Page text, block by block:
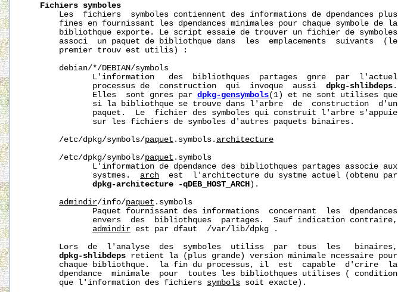
Fichiers symboles
       Les  fichiers  symboles contiennent des informations de dpendances plus
       fines en fournissant les dpendances minimales pour chaque symbole de la
       bibliothque exporte. Le script essaie de trouver un fichier de symboles
       associ  un paquet de bibliothque dans  les  emplacements  suivants  (le
       premier trouv est utilis) :
       debian/*/DEBIAN/symbols
              L'information   des  bibliothques  partages  gnre  par  l'actuel
              processus de  construction  qui  invoque  aussi
dpkg-shlibdeps .
              Elles  sont gnres par
dpkg-gensymbols(1) et ne sont utilises que
              si la bibliothque se trouve dans l'arbre  de  construction  d'un
              paquet.  Le  fichier des symboles qui construit l'arbre s'appuie
              sur les fichiers de symboles d'autres paquets binaires.
       /etc/dpkg/symbols/
paquet .symbols. architecture
       /etc/dpkg/symbols/
paquet .symbols
              L'information de dpendance des bibliothques partages associe aux
              systmes.
arch
  est  l'architecture du systme actuel (obtenu par
dpkg-architecture
-qDEB_HOST_ARCH).
admindir/info/paquet .symbols
              Paquet fournissant des informations  concernant  les  dpendances
              envers  des  bibliothques  partages.  Sauf indication contraire,
admindir est par dfaut /var/lib/dpkg .
       Lors  de  l'analyse  des  symboles  utiliss  par  tous  les   binaires,
dpkg-shlibdeps retient la (plus grande) version minimale ncessaire pour
       chaque bibliothque.  la fin du processus, il  est  capable  d'crire  la
       dpendance  minimale  pour  toutes les bibliothques utilises ( condition
       que l'information des fichiers
symbols soit exacte).